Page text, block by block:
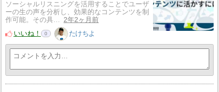
ソーシャルリスニングを活用することでユーザ
ーの生の声を分析し、効果的なコンテンツを制
作可能。その具…
2年2ヶ月前
いいね！
0 たけちよ